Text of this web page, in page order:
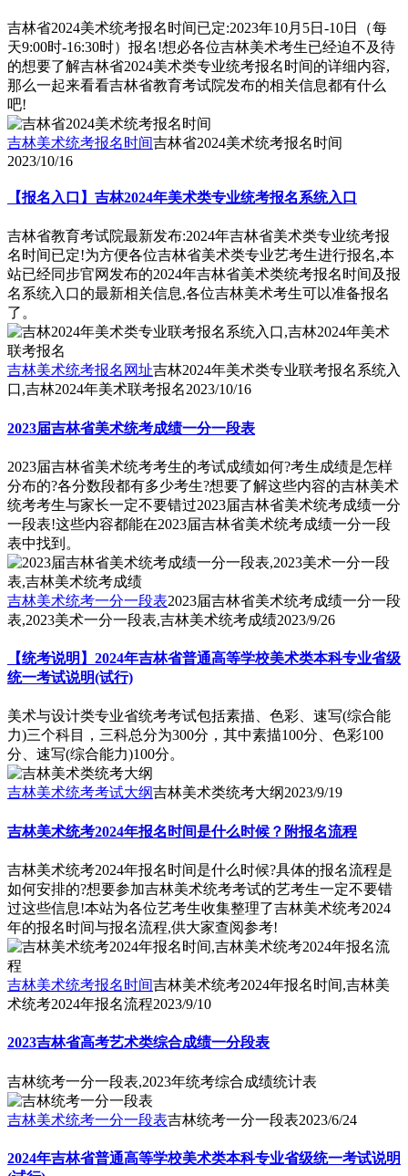
吉林省2024美术统考报名时间已定:2023年10月5日-10日（每
天9:00时-16:30时）报名!想必各位吉林美术考生已经迫不及待
的想要了解吉林省2024美术类专业统考报名时间的详细内容,
那么一起来看看吉林省教育考试院发布的相关信息都有什么
吧!
吉林美术统考报名时间吉林省2024美术统考报名时间
2023/10/16
【报名入口】吉林2024年美术类专业统考报名系统入口
吉林省教育考试院最新发布:2024年吉林省美术类专业统考报
名时间已定!为方便各位吉林省美术类专业艺考生进行报名,本
站已经同步官网发布的2024年吉林省美术类统考报名时间及报
名系统入口的最新相关信息,各位吉林美术考生可以准备报名
了。
吉林美术统考报名网址吉林2024年美术类专业联考报名系统入
口,吉林2024年美术联考报名2023/10/16
2023届吉林省美术统考成绩一分一段表
2023届吉林省美术统考考生的考试成绩如何?考生成绩是怎样
分布的?各分数段都有多少考生?想要了解这些内容的吉林美术
统考考生与家长一定不要错过2023届吉林省美术统考成绩一分
一段表!这些内容都能在2023届吉林省美术统考成绩一分一段
表中找到。
吉林美术统考一分一段表2023届吉林省美术统考成绩一分一段
表,2023美术一分一段表,吉林美术统考成绩2023/9/26
【统考说明】2024年吉林省普通高等学校美术类本科专业省级
统一考试说明(试行)
美术与设计类专业省统考考试包括素描、色彩、速写(综合能
力)三个科目，三科总分为300分，其中素描100分、色彩100
分、速写(综合能力)100分。
吉林美术统考考试大纲吉林美术类统考大纲2023/9/19
吉林美术统考2024年报名时间是什么时候？附报名流程
吉林美术统考2024年报名时间是什么时候?具体的报名流程是
如何安排的?想要参加吉林美术统考考试的艺考生一定不要错
过这些信息!本站为各位艺考生收集整理了吉林美术统考2024
年的报名时间与报名流程,供大家查阅参考!
吉林美术统考报名时间吉林美术统考2024年报名时间,吉林美
术统考2024年报名流程2023/9/10
2023吉林省高考艺术类综合成绩一分段表
吉林统考一分一段表,2023年统考综合成绩统计表
吉林美术统考一分一段表吉林统考一分一段表2023/6/24
2024年吉林省普通高等学校美术类本科专业省级统一考试说明